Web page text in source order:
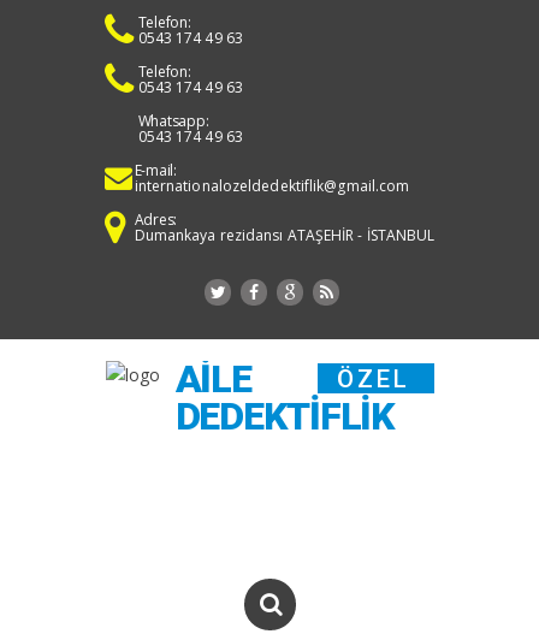
Telefon:
0543 174 49 63
Telefon:
0543 174 49 63
Whatsapp:
0543 174 49 63
E-mail:
internationalozeldedektiflik@gmail.com
Adres:
Dumankaya rezidansı ATAŞEHİR - İSTANBUL
AILE ÖZEL
DEDEKTIFLIK